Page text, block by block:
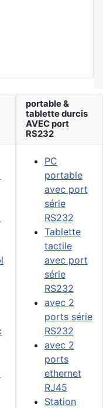
portable &
tablette durcis
AVEC port
RS232
PC
portable
avec port
série
RS232
Tablette
tactile
avec port
série
RS232
avec 2
ports série
RS232
avec 2
ports
ethernet
RJ45
Station